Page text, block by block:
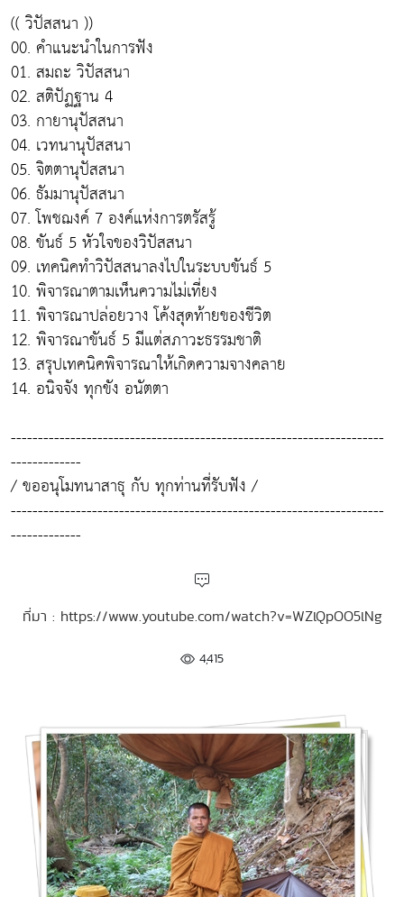
(( วิปัสสนา ))
00. คำแนะนำในการฟัง
01. สมถะ วิปัสสนา
02. สติปัฏฐาน 4
03. กายานุปัสสนา
04. เวทนานุปัสสนา
05. จิตตานุปัสสนา
06. ธัมมานุปัสสนา
07. โพชฌงค์ 7 องค์แห่งการตรัสรู้
08. ขันธ์ 5 หัวใจของวิปัสสนา
09. เทคนิคทำวิปัสสนาลงไปในระบบขันธ์ 5
10. พิจารณาตามเห็นความไม่เที่ยง
11. พิจารณาปล่อยวาง โค้งสุดท้ายของชีวิต
12. พิจารณาขันธ์ 5 มีแต่สภาวะธรรมชาติ
13. สรุปเทคนิคพิจารณาให้เกิดความจางคลาย
14. อนิจจัง ทุกขัง อนัตตา
---------------------------------------------------------------------
-------------
/ ขออนุโมทนาสาธุ กับ ทุกท่านที่รับฟัง /
---------------------------------------------------------------------
-------------
ที่มา : https://www.youtube.com/watch?v=WZlQpOO5lNg
4,415